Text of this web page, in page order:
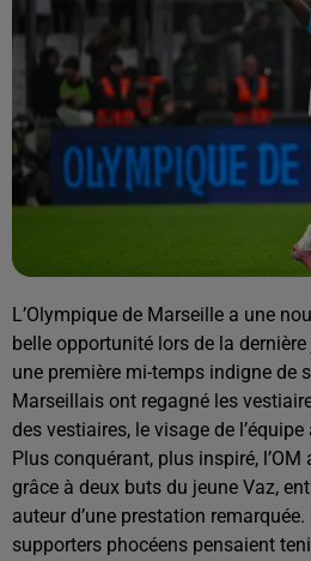
L’Olympique de Marseille a une
belle opportunité lors de la
une première mi-temps indigne de
Marseillais ont regagné les
des vestiaires, le visage de
Plus conquérant, plus inspiré, l’OM
grâce à deux buts du jeune Vaz,
auteur d’une prestation
supporters phocéens pensaient